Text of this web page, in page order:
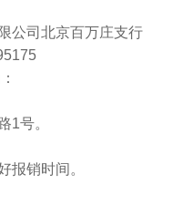
公司北京百万庄支行
1号。
报销时间。